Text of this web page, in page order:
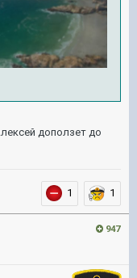
доползет до
1 1
947